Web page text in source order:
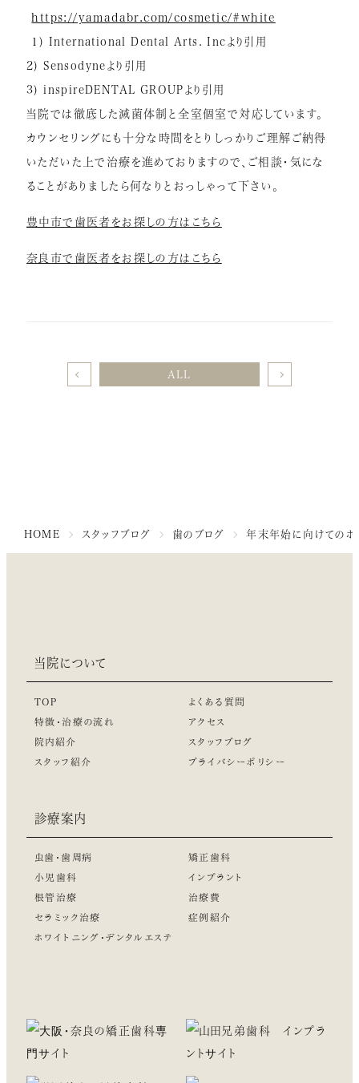
https://yamadabr.com/cosmetic/#white
1) International Dental Arts. Incより引用
2)Sensodyneより引用
3)inspireDENTAL GROUPより引用
当院では徹底した滅菌体制と全室個室で対応しています。
カウンセリングにも十分な時間をとりしっかりご理解ご納得
いただいた上で治療を進めておりますので、ご相談・気にな
ることがありましたら何なりとおっしゃって下さい。
豊中市で歯医者をお探しの方はこちら
奈良市で歯医者をお探しの方はこちら
ALL
HOME スタッフブログ 歯のブログ 年末年始に向けてのホ
当院について
TOP
特徴・治療の流れ
院内紹介
スタッフ紹介
よくある質問
アクセス
スタッフブログ
プライバシーポリシー
診療案内
虫歯・歯周病
小児歯科
根管治療
セラミック治療
ホワイトニング・デンタルエステ
矯正歯科
インプラント
治療費
症例紹介